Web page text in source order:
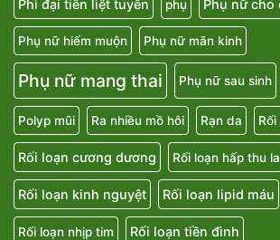
Phì đại tiền liệt tuyến phụ Phụ nữ cho
Phụ nữ hiếm muộn Phụ nữ mãn kinh
Phụ nữ mang thai Phụ nữ sau sinh
Polyp mũi Ra nhiều mồ hôi Rạn da
Rối loạn cương dương Rối loạn hấp thu
Rối loạn kinh nguyệt Rối loạn lipid máu
Rối loạn nhịp tim Rối loạn tiền đình